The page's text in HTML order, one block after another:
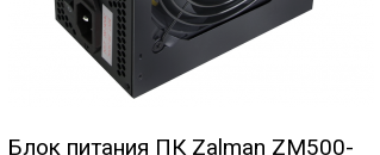
Блок питания ПК Zalman ZM500-